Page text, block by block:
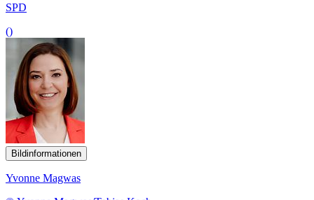
SPD
()
Bildinformationen
Yvonne Magwas